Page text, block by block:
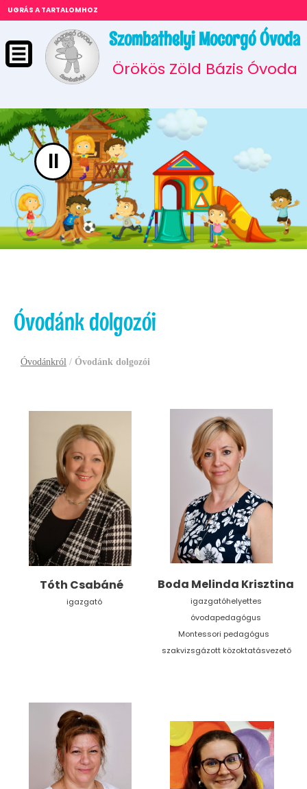
UGRÁS A TARTALOMHOZ
Szombathelyi Mocorgó Óvoda
Örökös Zöld Bázis Óvoda
II
Óvodánk dolgozói
Óvodánkról / Óvodánk dolgozói
Tóth Csabáné
igazgató
Boda Melinda Krisztina
igazgatóhelyettes
óvodapedagógus
Montessori pedagógus
szakvizsgázott közoktatásvezető